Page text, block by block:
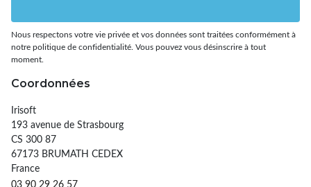
Nous respectons votre vie privée et vos données sont traitées conformément à
notre politique de confidentialité. Vous pouvez vous désinscrire à tout
moment.
Coordonnées
Irisoft
193 avenue de Strasbourg
CS 300 87
67173 BRUMATH CEDEX
France
03 90 29 26 57